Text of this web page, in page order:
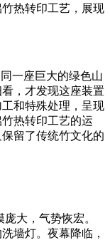
热转印工艺，展现
一座巨大的绿色山
，才发现这座装置
和特殊处理，呈现
热转印工艺的运
留了传统竹文化的
大，气势恢宏。
墙灯。夜幕降临，